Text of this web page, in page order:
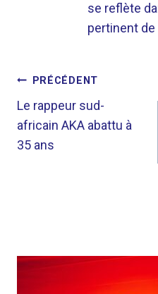
se reflète
pertinent de
DE
L’ARTICLE
PRÉCÉDENT
Le rappeur sud-
africain AKA abattu à
35 ans